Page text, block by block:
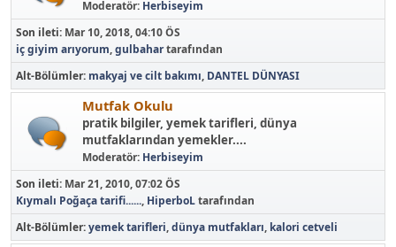
Moderatör: Herbiseyim
Son ileti: Mar 10, 2018, 04:10 ÖS
iç giyim arıyorum,gulbahartarafından
Alt-Bölümler makyaj ve cilt bakımı DANTEL DÜNYASI
Mutfak Okulu
pratik bilgiler, yemek tarifleri, dünya
mutfaklarından yemekler....
Moderatör: Herbiseyim
Son ileti: Mar 21, 2010, 07:02 ÖS
Kıymalı Poğaça tarifi......, HiperboLtarafından
Alt-Bölümler yemek tarifleri dünya mutfakları kalori cetveli